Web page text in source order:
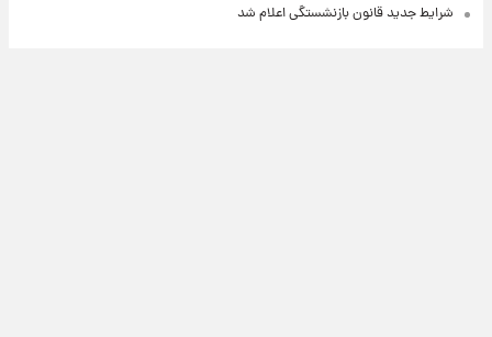
شرایط جدید قانون بازنشستگی اعلام شد